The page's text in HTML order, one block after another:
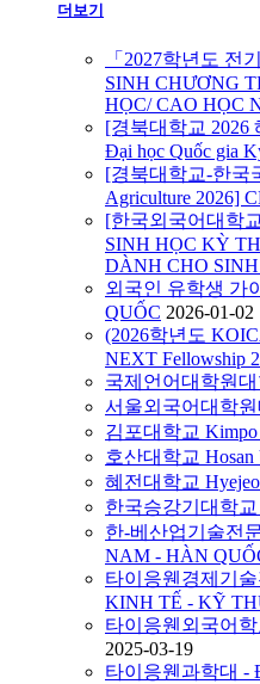
더보기
「2027학년도
SINH CHƯƠNG
HỌC/ CAO HỌC
[경북대학교 2026
Đại học Quốc gia
[경북대학교-한국
Agriculture 2026]
[한국외국어대학
SINH HỌC KỲ
DÀNH CHO
외국인 유학생 가
QUỐC 2026-01-02
(2026학년도
NEXT Fellowship
국제언어대학원대
서울외국어대학원
김포대학교
호산대학교 Hosan
혜전대학교
한국승강기대학교
한-베산업기술전
NAM - HÀN
타이응웬경제기
KINH TẾ - KỸ
타이응웬외국어
2025-03-19
타이응웬과학대 -